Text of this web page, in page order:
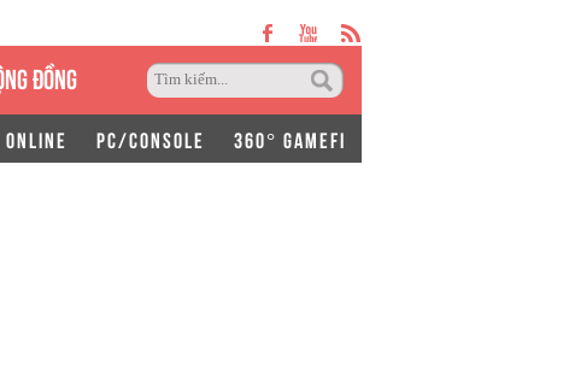
ĐỒNG
PC/CONSOLE 360° GAMEFI